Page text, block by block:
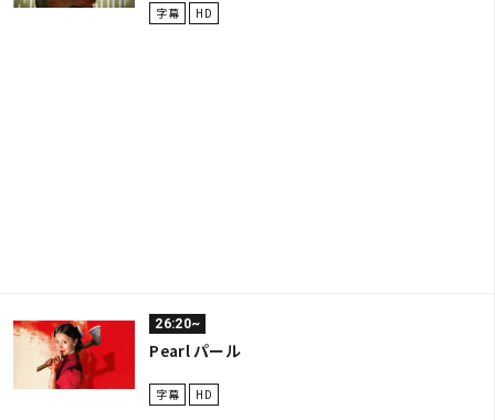
字幕 HD
26:20~
Pearl パール
字幕 HD